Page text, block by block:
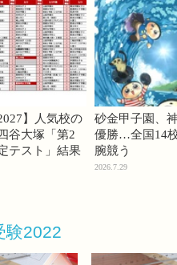
】人気校の
谷大塚「第2
テスト」結果
砂金甲子園、
優勝…全国14
腕競う
2026.7.29
験2022